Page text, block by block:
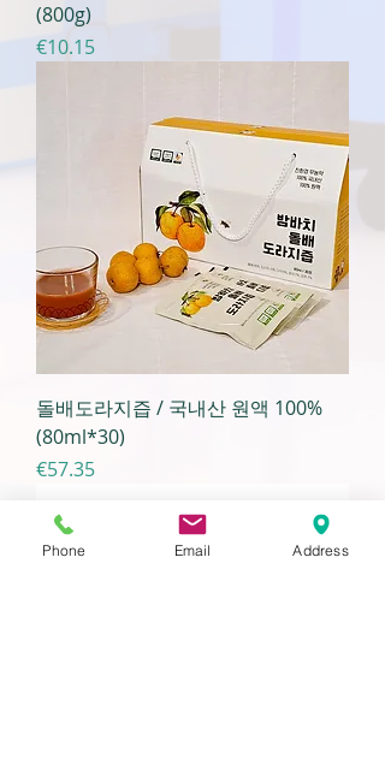
(800g)
가격
€10.15
돌배도라지즙 / 국내산 원액 100%
(80ml*30)
가격
€57.35
Phone Email Address